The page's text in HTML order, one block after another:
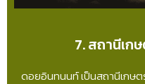
7. สถานีเก
ดอยอินทนนท์ เป็นสถานีเกษ